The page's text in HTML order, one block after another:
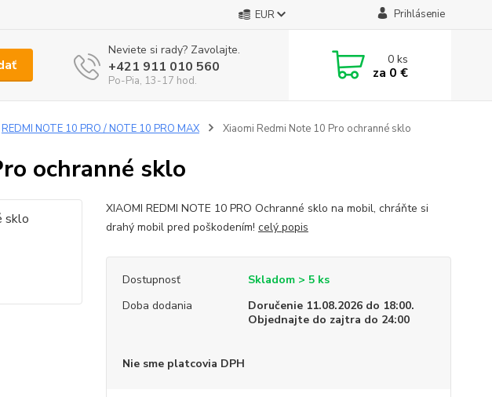
EUR Prihlásenie
Neviete si rady? Zavolajte.
+421 911 010 560
Po-Pia, 13-17 hod.
0ks
za 0 €
REDMI NOTE 10 PRO / NOTE 10 PRO MAX Xiaomi Redmi Note 10 Pro ochranné sklo
ochranné sklo
XIAOMI REDMI NOTE 10 PRO Ochranné sklo na mobil, chráňte si
drahý mobil pred poškodením! celý popis
Dostupnosť
Skladom > 5 ks
Doba dodania
Doručenie 11.08.2026 do 18:00.
Objednajte do zajtra do 24:00
Nie sme platcovia DPH